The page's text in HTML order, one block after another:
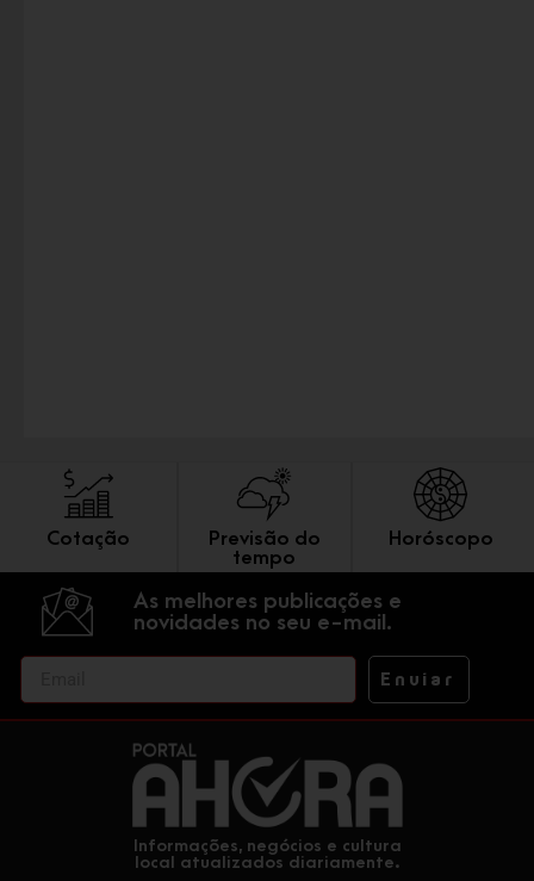
Cotação
Previsão do
tempo
Horóscopo
As melhores publicações e
novidades no seu e-mail.
Enviar
Informações, negócios e cultura
local atualizados diariamente.